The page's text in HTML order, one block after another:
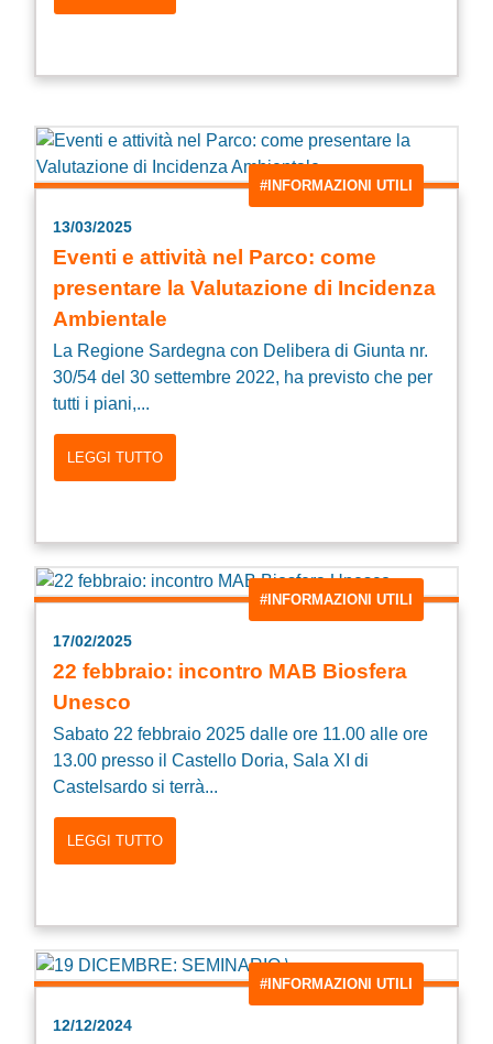
#INFORMAZIONI UTILI
13/03/2025
Eventi e attività nel Parco: come
presentare la Valutazione di Incidenza
Ambientale
La Regione Sardegna con Delibera di Giunta nr.
30/54 del 30 settembre 2022, ha previsto che per
tutti i piani,...
LEGGI TUTTO
#INFORMAZIONI UTILI
17/02/2025
22 febbraio: incontro MAB Biosfera
Unesco
Sabato 22 febbraio 2025 dalle ore 11.00 alle ore
13.00 presso il Castello Doria, Sala XI di
Castelsardo si terrà...
LEGGI TUTTO
#INFORMAZIONI UTILI
12/12/2024